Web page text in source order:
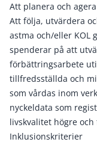
Att planera och
Att följa, utvärdera
astma och/eller KOL
spenderar på att
förbättringsarbete
tillfredsställda och
som vårdas inom
nyckeldata som
livskvalitet högre
Inklusionskriterier